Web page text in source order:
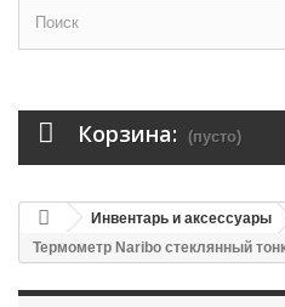
Корзина: (пусто)
Инвентарь и аксессуары
Термометр Naribo стеклянный